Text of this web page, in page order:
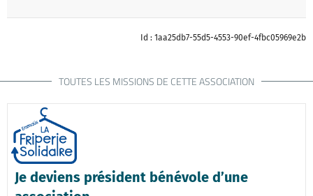
Id : 1aa25db7-55d5-4553-90ef-4fbc05969e2b
TOUTES LES MISSIONS DE CETTE ASSOCIATION
Je deviens président bénévole d’une